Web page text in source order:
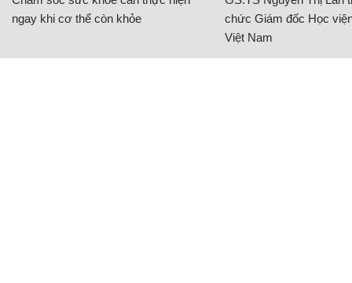
ngay khi cơ thể còn khỏe
chức Giám đốc Học
Việt Nam